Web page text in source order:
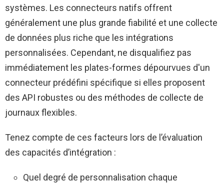
systèmes. Les connecteurs natifs offrent
généralement une plus grande fiabilité et une collecte
de données plus riche que les intégrations
personnalisées. Cependant, ne disqualifiez pas
immédiatement les plates-formes dépourvues d'un
connecteur prédéfini spécifique si elles proposent
des API robustes ou des méthodes de collecte de
journaux flexibles.
Tenez compte de ces facteurs lors de l’évaluation
des capacités d’intégration :
Quel degré de personnalisation chaque